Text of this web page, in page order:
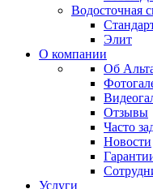
Водосточная
Элит
О компании
Об
Отзывы
Часто
Новости
Услуги